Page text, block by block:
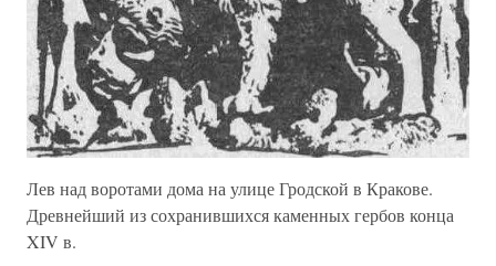
Лев над воротами дома на улице Гродской в Кракове.
Древнейший из сохранившихся каменных гербов конца
XIV в.